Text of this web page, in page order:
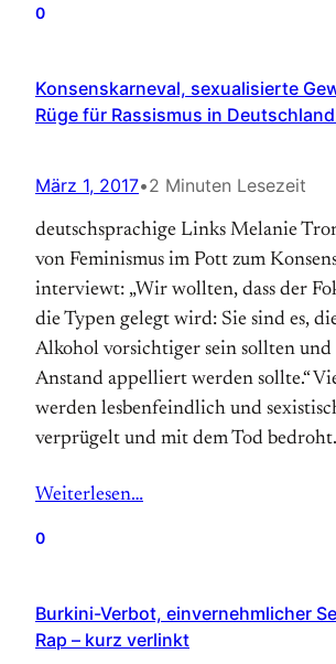
0
Konsenskarneval, sexualisierte
Rüge für Rassismus in
März 1, 2017•2 Minuten Lesezeit
deutschsprachige Links Melanie
von Feminismus im Pott zum
interviewt: „Wir wollten, dass der
die Typen gelegt wird: Sie sind es,
Alkohol vorsichtiger sein sollten und
Anstand appelliert werden sollte.“
werden lesbenfeindlich und
verprügelt und mit dem Tod
Weiterlesen…
0
Burkini-Verbot, einvernehmlicher
Rap – kurz verlinkt